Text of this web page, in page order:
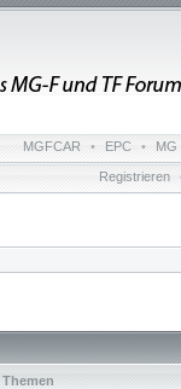
MGFCAR • EPC • MG
Registrieren
Themen